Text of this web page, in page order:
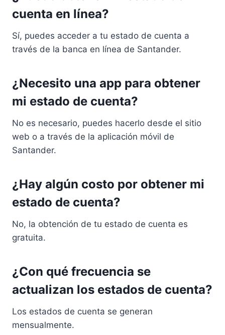
cuenta en línea?
Sí, puedes acceder a tu estado de cuenta a
través de la banca en línea de Santander.
¿Necesito una app para obtener
mi estado de cuenta?
No es necesario, puedes hacerlo desde el sitio
web o a través de la aplicación móvil de
Santander.
¿Hay algún costo por obtener mi
estado de cuenta?
No, la obtención de tu estado de cuenta es
gratuita.
¿Con qué frecuencia se
actualizan los estados de cuenta?
Los estados de cuenta se generan
mensualmente.